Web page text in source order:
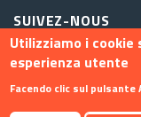
SUIVEZ-NOUS
Utilizziamo i
esperienza utente
Facendo clic sul